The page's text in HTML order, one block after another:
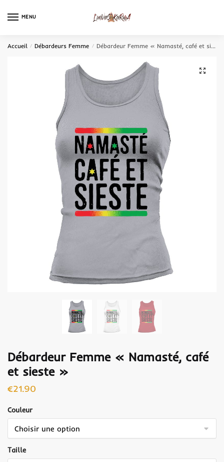
MENU
Accueil / Débardeurs Femme / Débardeur Femme « Namasté, café et sieste »
🔍
Débardeur Femme « Namasté, café
et sieste »
€21.90
Couleur
Taille